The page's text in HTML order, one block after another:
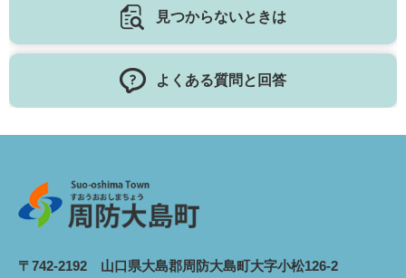
見つからないときは
よくある質問と回答
〒742-2192 山口県大島郡周防大島町大字小松126-2